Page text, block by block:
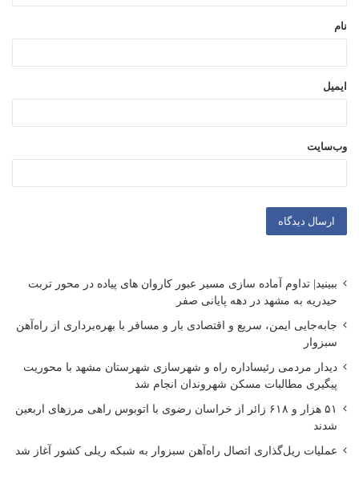
*
نام
ایمیل
وب‌سایت
ببینید| تداوم آماده سازی مسیر عبور کاروان های پیاده در محور تربت
حیدریه به مشهد در دهه پایانی صفر
جابه‌جایی ایمن، سریع و اقتصادی بار و مسافر با بهره‌برداری از راه‌آهن
سبزوار
دیدار مردمی رئیساداره راه و شهرسازی شهرستان مشهد با محوریت
پیگیری مطالبات مسکن شهروندان انجام شد
۵۱ هزار و ۶۱۸ زائر از خراسان رضوی با اتوبوس راهی مرزهای اربعین
شدند
عملیات ریل‌گذاری اتصال راه‌آهن سبزوار به شبکه ریلی کشور آغاز شد